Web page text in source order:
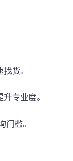
货。
专业度。
门槛。